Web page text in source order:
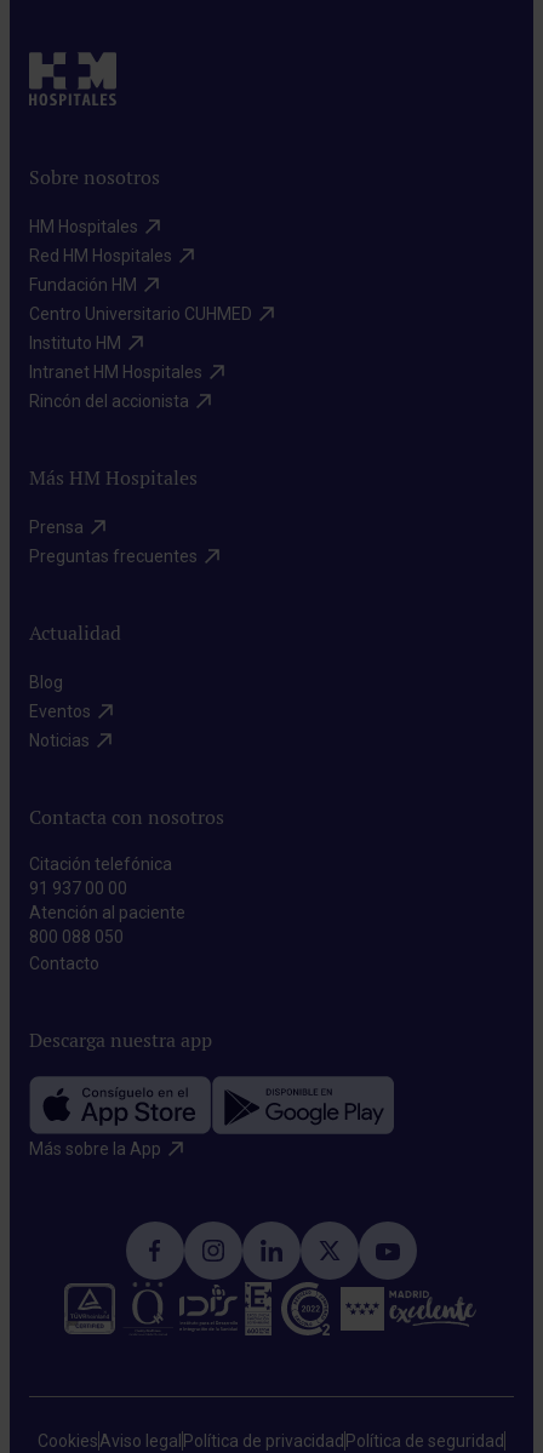
Sobre nosotros
HM Hospitales​
Red HM Hospitales​
Fundación HM​
Centro Universitario CUHMED​
Instituto HM​
Intranet HM Hospitales​
Rincón del accionista​
Más HM Hospitales
Prensa​
Preguntas frecuentes​
Actualidad
Blog​
Eventos​
Noticias​
Contacta con nosotros
Citación telefónica
91 937 00 00
Atención al paciente
800 088 050
Contacto​
Descarga nuestra app
Más sobre la App​
CookiesAviso legal Política de privacidad Política de seguridad